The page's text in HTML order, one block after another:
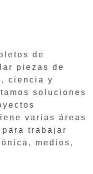
de
piezas de
ciencia y
soluciones
varias áreas
trabajar
medios,